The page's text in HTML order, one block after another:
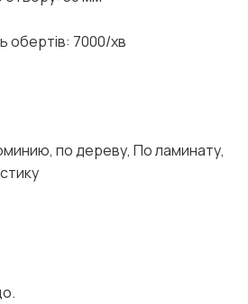
обертів: 7000/хв
по дереву, По ламинату,